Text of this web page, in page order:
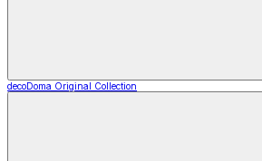
decoDoma Original Collection